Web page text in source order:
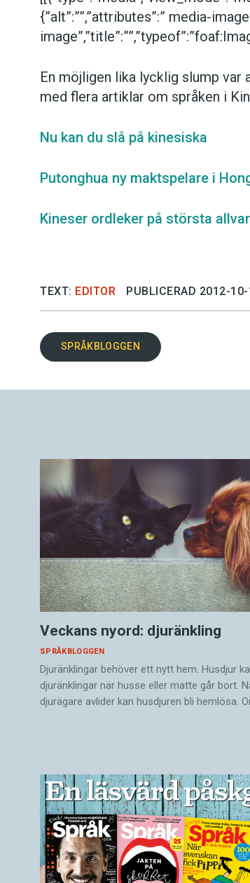
{”alt”:””,”attributes”:” media-
En möjligen lika lycklig slump
med flera artiklar om språken i
Nu kan du slå på kinesiska
Putonghua ny maktspelare i
Kineser ordleker på största allvar
TEXT: EDITOR PUBLICERAD 2012-10-
SPRÅKBLOGGEN
Veckans nyord: djuränkling
SPRÅKBLOGGEN
Djuränklingar behöver ett nytt hem. Husdjur
djuränklingar när husse eller matte går bort.
djurägare avlider kan husdjuren bli hemlösa.